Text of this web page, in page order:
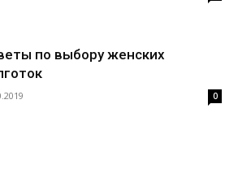
по выбору женских
0